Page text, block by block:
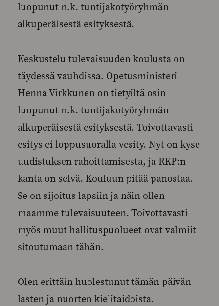
luopunut n.k. tuntijakotyöryhmän
alkuperäisestä esityksestä.
Keskustelu tulevaisuuden koulusta on
täydessä vauhdissa. Opetusministeri
Henna Virkkunen on tietyiltä osin
luopunut n.k. tuntijakotyöryhmän
alkuperäisestä esityksestä. Toivottavasti
esitys ei loppusuoralla vesity. Nyt on kyse
uudistuksen rahoittamisesta, ja RKP:n
kanta on selvä. Kouluun pitää panostaa.
Se on sijoitus lapsiin ja näin ollen
maamme tulevaisuuteen. Toivottavasti
myös muut hallituspuolueet ovat valmiit
sitoutumaan tähän.
Olen erittäin huolestunut tämän päivän
lasten ja nuorten kielitaidoista.